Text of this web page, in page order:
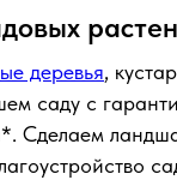
деревья,
саду с
Сделаем